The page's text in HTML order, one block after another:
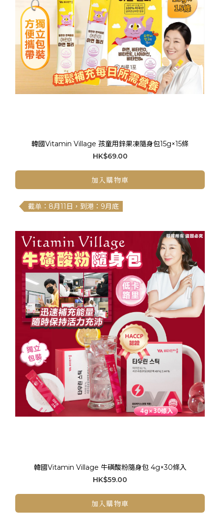
韓國Vitamin Village 孩童用鋅果凍隨身包15g×15條
HK$69.00
加入購物車
截单：8月11日，到港：9月底
韓國Vitamin Village 牛磺酸粉隨身包 4g×30條入
HK$59.00
加入購物車